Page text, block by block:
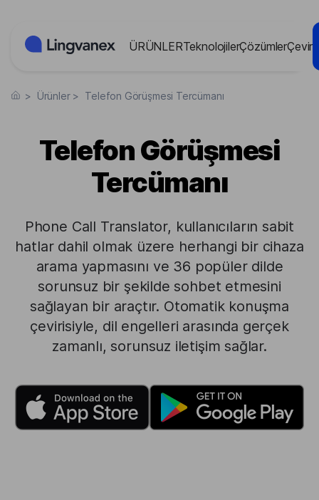
ÜRÜNLERTeknolojilerÇözümlerÇevir
> Ürünler > Telefon Görüşmesi Tercümanı
Telefon Görüşmesi
Tercümanı
Phone Call Translator, kullanıcıların sabit
hatlar dahil olmak üzere herhangi bir cihaza
arama yapmasını ve 36 popüler dilde
sorunsuz bir şekilde sohbet etmesini
sağlayan bir araçtır. Otomatik konuşma
çevirisiyle, dil engelleri arasında gerçek
zamanlı, sorunsuz iletişim sağlar.